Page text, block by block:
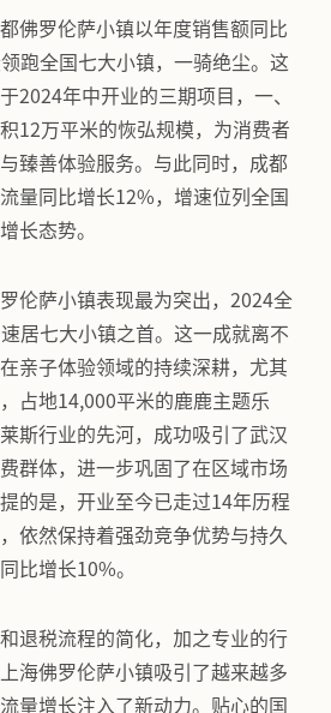
佛罗伦萨小镇以年度销售额同比
跑全国七大小镇，一骑绝尘。这
2024年中开业的三期项目，一、
12万平米的恢弘规模，为消费者
臻善体验服务。与此同时，成都
量同比增长12%，增速位列全国
长态势。
伦萨小镇表现最为突出，2024全
居七大小镇之首。这一成就离不
亲子体验领域的持续深耕，尤其
占地14,000平米的鹿鹿主题乐
斯行业的先河，成功吸引了武汉
群体，进一步巩固了在区域市场
的是，开业至今已走过14年历程
依然保持着强劲竞争优势与持久
比增长10%。
退税流程的简化，加之专业的行
海佛罗伦萨小镇吸引了越来越多
量增长注入了新动力。贴心的国